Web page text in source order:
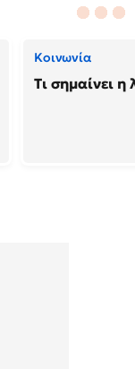
Κοινωνία
Τι σημαίνει η